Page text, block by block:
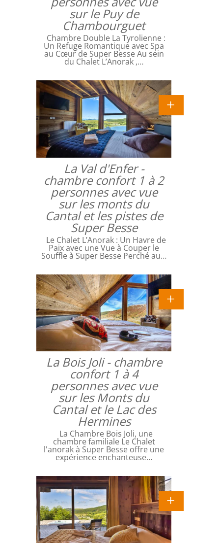
sur le Puy de
Chambourguet
Chambre Double La Tyrolienne :
Un Refuge Romantique avec Spa
au Cœur de Super Besse Au sein
du Chalet L’Anorak ,…
La Val d'Enfer -
chambre confort 1 à 2
personnes avec vue
sur les monts du
Cantal et les pistes de
Super Besse
Le Chalet L’Anorak : Un Havre de
Paix avec une Vue à Couper le
Souffle à Super Besse Perché au…
La Bois Joli - chambre
confort 1 à 4
personnes avec vue
sur les Monts du
Cantal et le Lac des
Hermines
La Chambre Bois Joli, une
chambre familiale Le Chalet
l'anorak à Super Besse offre une
expérience enchanteuse…